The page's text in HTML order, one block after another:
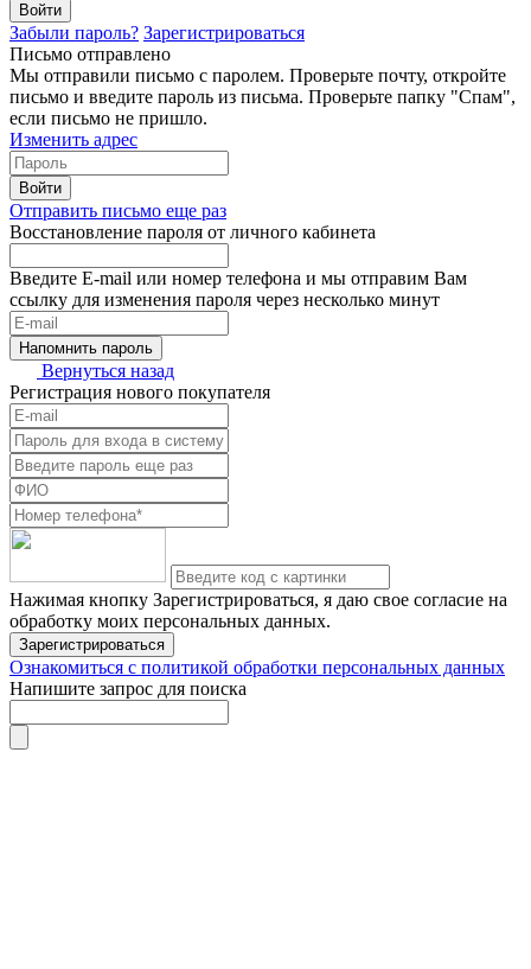
Войти
Забыли пароль? Зарегистрироваться
Письмо отправлено
Мы отправили письмо с паролем. Проверьте почту, откройте
письмо и введите пароль из письма. Проверьте папку "Спам",
если письмо не пришло.
Изменить адрес
Войти
Отправить письмо еще раз
Восстановление пароля от личного кабинета
Введите E-mail или номер телефона и мы отправим Вам
ссылку для изменения пароля через несколько минут
Напомнить пароль
Вернуться назад
Регистрация нового покупателя
Нажимая кнопку Зарегистрироваться, я даю свое согласие на
обработку моих персональных данных.
Зарегистрироваться
Ознакомиться с политикой обработки персональных данных
Напишите запрос для поиска